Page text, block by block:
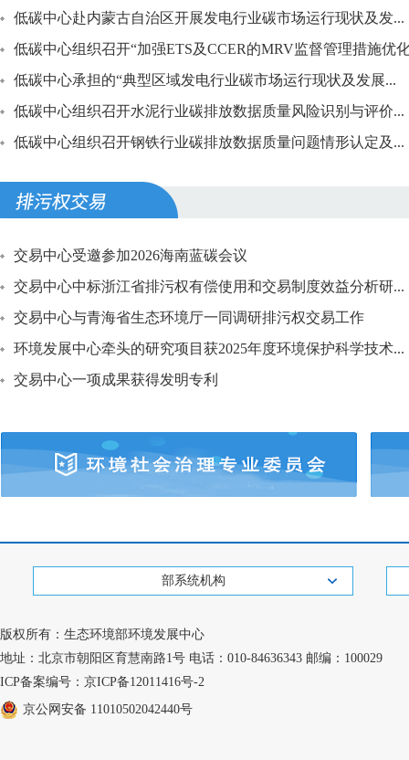
低碳中心赴内蒙古自治区开展发电行业碳市场运行现状及发...
低碳中心组织召开“加强ETS及CCER的MRV监督管理措施优
低碳中心承担的“典型区域发电行业碳市场运行现状及发展...
低碳中心组织召开水泥行业碳排放数据质量风险识别与评价...
低碳中心组织召开钢铁行业碳排放数据质量问题情形认定及...
交易中心受邀参加2026海南蓝碳会议
交易中心中标浙江省排污权有偿使用和交易制度效益分析研...
交易中心与青海省生态环境厅一同调研排污权交易工作
环境发展中心牵头的研究项目获2025年度环境保护科学技术...
交易中心一项成果获得发明专利
部系统机构
版权所有：生态环境部环境发展中心
地址：北京市朝阳区育慧南路1号 电话：010-84636343 邮编：100029
ICP备案编号：京ICP备12011416号-2
京公网安备 11010502042440号